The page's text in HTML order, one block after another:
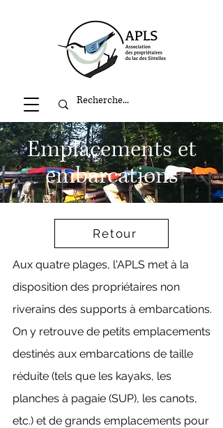
Emplacements et
embarcations
Retour
Aux quatre plages, l'APLS met à la
disposition des propriétaires non
riverains des supports à embarcations.
On y retrouve de petits emplacements
destinés aux embarcations de taille
réduite (tels que les kayaks, les
planches à pagaie (SUP), les canots,
etc.) et de grands emplacements pour